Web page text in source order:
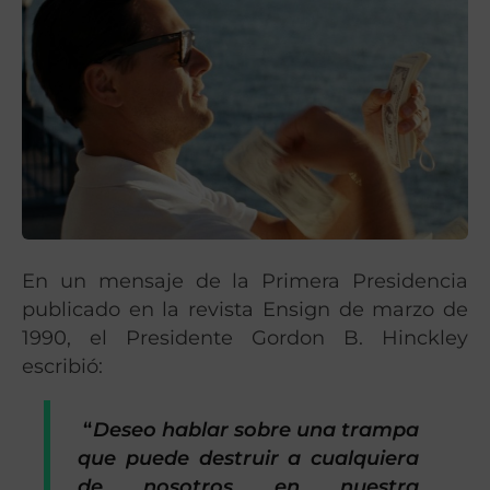
En un mensaje de la Primera Presidencia
publicado en la revista Ensign de marzo de
1990, el Presidente Gordon B. Hinckley
escribió:
“Deseo hablar sobre una trampa
que puede destruir a cualquiera